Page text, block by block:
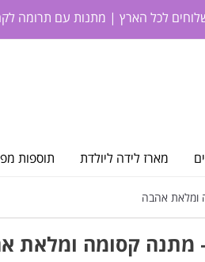
לכל הארץ | מתנות עם תרומה
מארז לידה ליולדת תוספות
ומלאת אהבה
– מתנה קסומה ומלאת